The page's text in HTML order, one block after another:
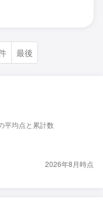
最後
平均点と累計数
2026年8月時点